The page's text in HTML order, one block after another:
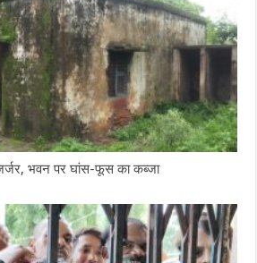
भवन पर घांस-फूस का कब्जा